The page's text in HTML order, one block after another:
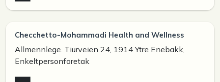
Checchetto-Mohammadi Health and Wellness
Allmennlege. Tiurveien 24, 1914 Ytre Enebakk,
Enkeltpersonforetak